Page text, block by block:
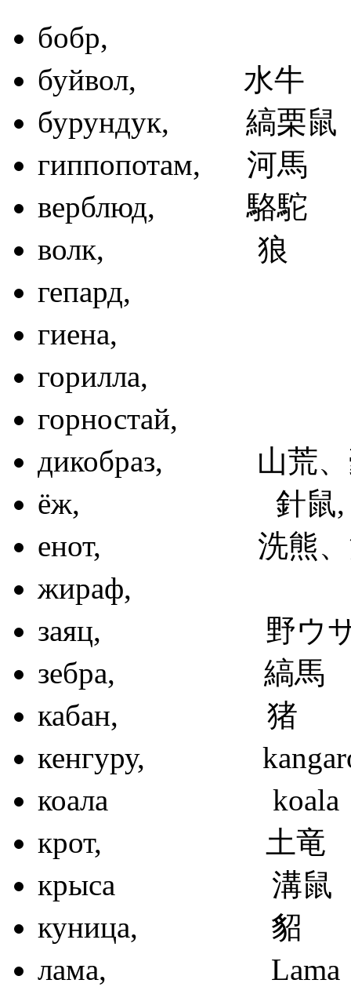
бобр,
буйвол, 水
бурундук, 縞
гиппопотам,
верблюд, 駱
волк, 狼
гепард,
гиена,
горилла,
дикобраз, 山荒
ёж, 針鼠,
енот, 洗熊、
жираф,
заяц, 野ウサ
зебра, 縞
кабан,
кенгуру,
коала
крот, 土
крыса 溝
куница,
лама,